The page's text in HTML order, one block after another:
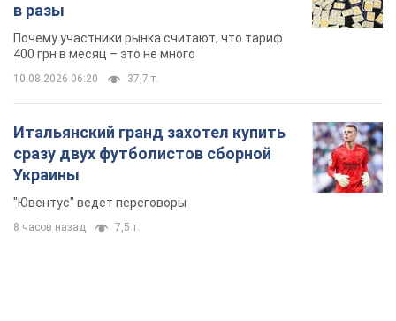
в разы
Почему участники рынка считают, что тариф
400 грн в месяц – это не много
10.08.2026 06:20 37,7 т.
Итальянский гранд захотел купить
сразу двух футболистов сборной
Украины
"Ювентус" ведет переговоры
8 часов назад 7,5 т.